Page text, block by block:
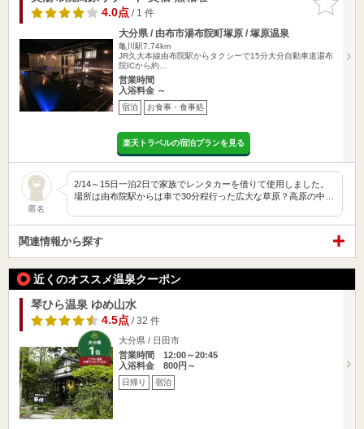
りに追加
4.0点/ 1 件
大分県 / 由布市湯布院町塚原 / 塚原温泉
亀川駅7.74km
JR久大本線由布院駅からタクシーで15分大分自動車道湯布
院ICから約…
営業時間
入浴料金 ～
宿泊 お食事・食事処
楽天トラベルの宿泊プランを見る
匿名
2/14～15日一泊2日で家族でレンタカーを借りて使用しました。
場所は由布院駅からは車で30分程行った広大な草原？高原の中…
関連情報から探す
近くのオススメ温泉クーポン
琴ひら温泉 ゆめ山水
4.5点/ 32 件
大分県 / 日田市
営業時間 12:00～20:45
入浴料金 800円～
日帰り 宿泊